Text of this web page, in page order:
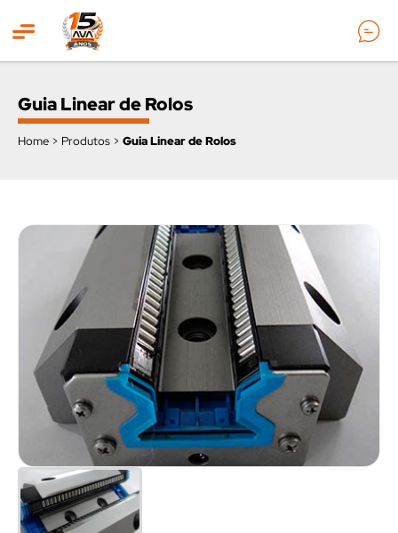
Guia Linear de Rolos
Home > Produtos > Guia Linear de Rolos